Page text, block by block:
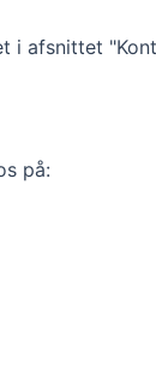
i afsnittet
på: